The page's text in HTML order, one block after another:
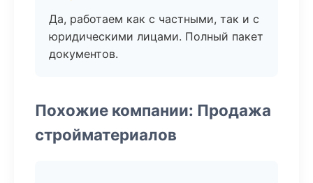
Да, работаем как с частными, так и с
юридическими лицами. Полный пакет
документов.
Похожие компании: Продажа
стройматериалов